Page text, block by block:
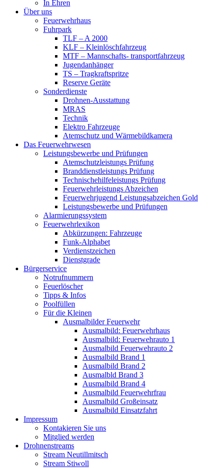
In Ehren
Über uns
Feuerwehrhaus
Fuhrpark
TLF – A 2000
KLF – Kleinlöschfahrzeug
MTF – Mannschafts- transportfahrzeug
Jugendanhänger
TS – Tragkraftspritze
Reserve Geräte
Sonderdienste
Drohnen-Ausstattung
MRAS
Technik
Elektro Fahrzeuge
Atemschutz und Wärmebildkamera
Das Feuerwehrwesen
Leistungsbewerbe und Prüfungen
Atemschutzleistungs Prüfung
Branddienstleistungs Prüfung
Technischehilfeleistungs Prüfung
Feuerwehrleistungs Abzeichen
Feuerwehrjugend Leistungsabzeichen Gold
Leistungsbewerbe und Prüfungen
Alarmierungssystem
Feuerwehrlexikon
Abkürzungen: Fahrzeuge
Funk-Alphabet
Verdienstzeichen
Dienstgrade
Bürgerservice
Notrufnummern
Feuerlöscher
Tipps & Infos
Poolfüllen
Für die Kleinen
Ausmalbilder Feuerwehr
Ausmalbild: Feuerwehrhaus
Ausmalbild: Feuerwehrauto 1
Ausmalbild Feuerwehrauto 2
Ausmalbild Brand 1
Ausmalbild Brand 2
Ausmalbld Brand 3
Ausmalbild Brand 4
Ausmalbild Feuerwehrfrau
Ausmalbild Großeinsatz
Ausmalbild Einsatzfahrt
Impressum
Kontakieren Sie uns
Mitglied werden
Drohnenstreams
Stream Neutillmitsch
Stream Stiwoll